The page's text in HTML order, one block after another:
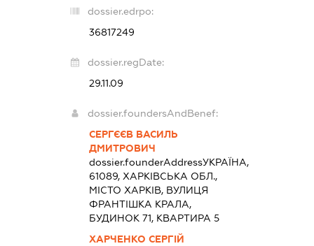
dossier.edrpo:
36817249
dossier.regDate:
29.11.09
dossier.foundersAndBenef:
СЕРГЄЄВ ВАСИЛЬ
ДМИТРОВИЧ
dossier.founderAddressУКРАЇНА,
61089, ХАРКІВСЬКА ОБЛ.,
МІСТО ХАРКІВ, ВУЛИЦЯ
ФРАНТІШКА КРАЛА,
БУДИНОК 71, КВАРТИРА 5
ХАРЧЕНКО СЕРГІЙ